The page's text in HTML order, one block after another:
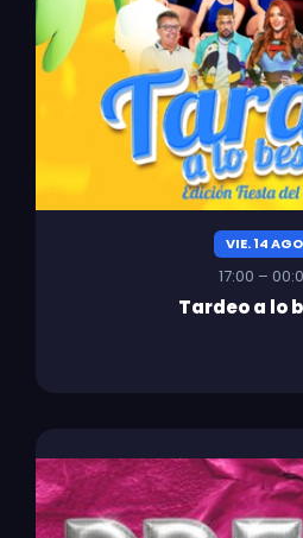
VIE. 14
17:00 –
Tardeo a lo